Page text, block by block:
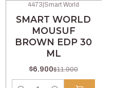
4473|Smart World
SMART WORLD
MOUSUF
BROWN EDP 30
ML
$6.900$11.900